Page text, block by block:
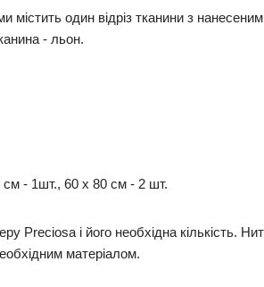
містить один відріз тканини з
- льон.
см - 1шт., 60 х 80 см - 2 шт.
Preciosa і його необхідна
матеріалом.